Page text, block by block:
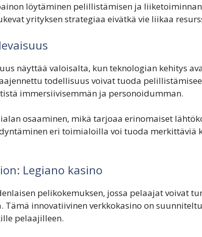
löytäminen pelillistämisen ja
yrityksen strategiaa eivätkä vie liikaa
näyttää valoisalta, kun teknologian kehitys
todellisuus voivat tuoda
immersiivisemmän ja personoidumman.
osaaminen, mikä tarjoaa erinomaiset
eri toimialoilla voi tuoda
Legiano kasino
pelikokemuksen, jossa pelaajat voivat
Tämä innovatiivinen verkkokasino on
pelaajilleen.